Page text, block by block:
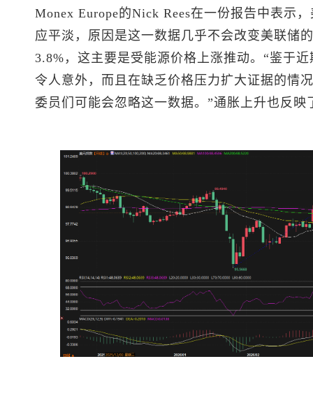
Monex Europe的Nick Rees在一份报告中表示
应平淡，原因是这一数据几乎不会改变美联储
3.8%，这主要是受能源价格上涨推动。“鉴于
令人意外，而且在缺乏价格压力扩大证据的情
委员们可能会忽略这一数据。”通胀上升也反